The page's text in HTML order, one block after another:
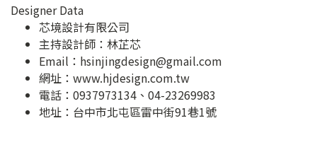
Designer Data
芯境設計有限公司
主持設計師：林芷芯
Email： hsinjingdesign@gmail.com
網址： www.hjdesign.com.tw
電話：0937973134、04-23269983
地址： 台中市北屯區雷中街91巷1號